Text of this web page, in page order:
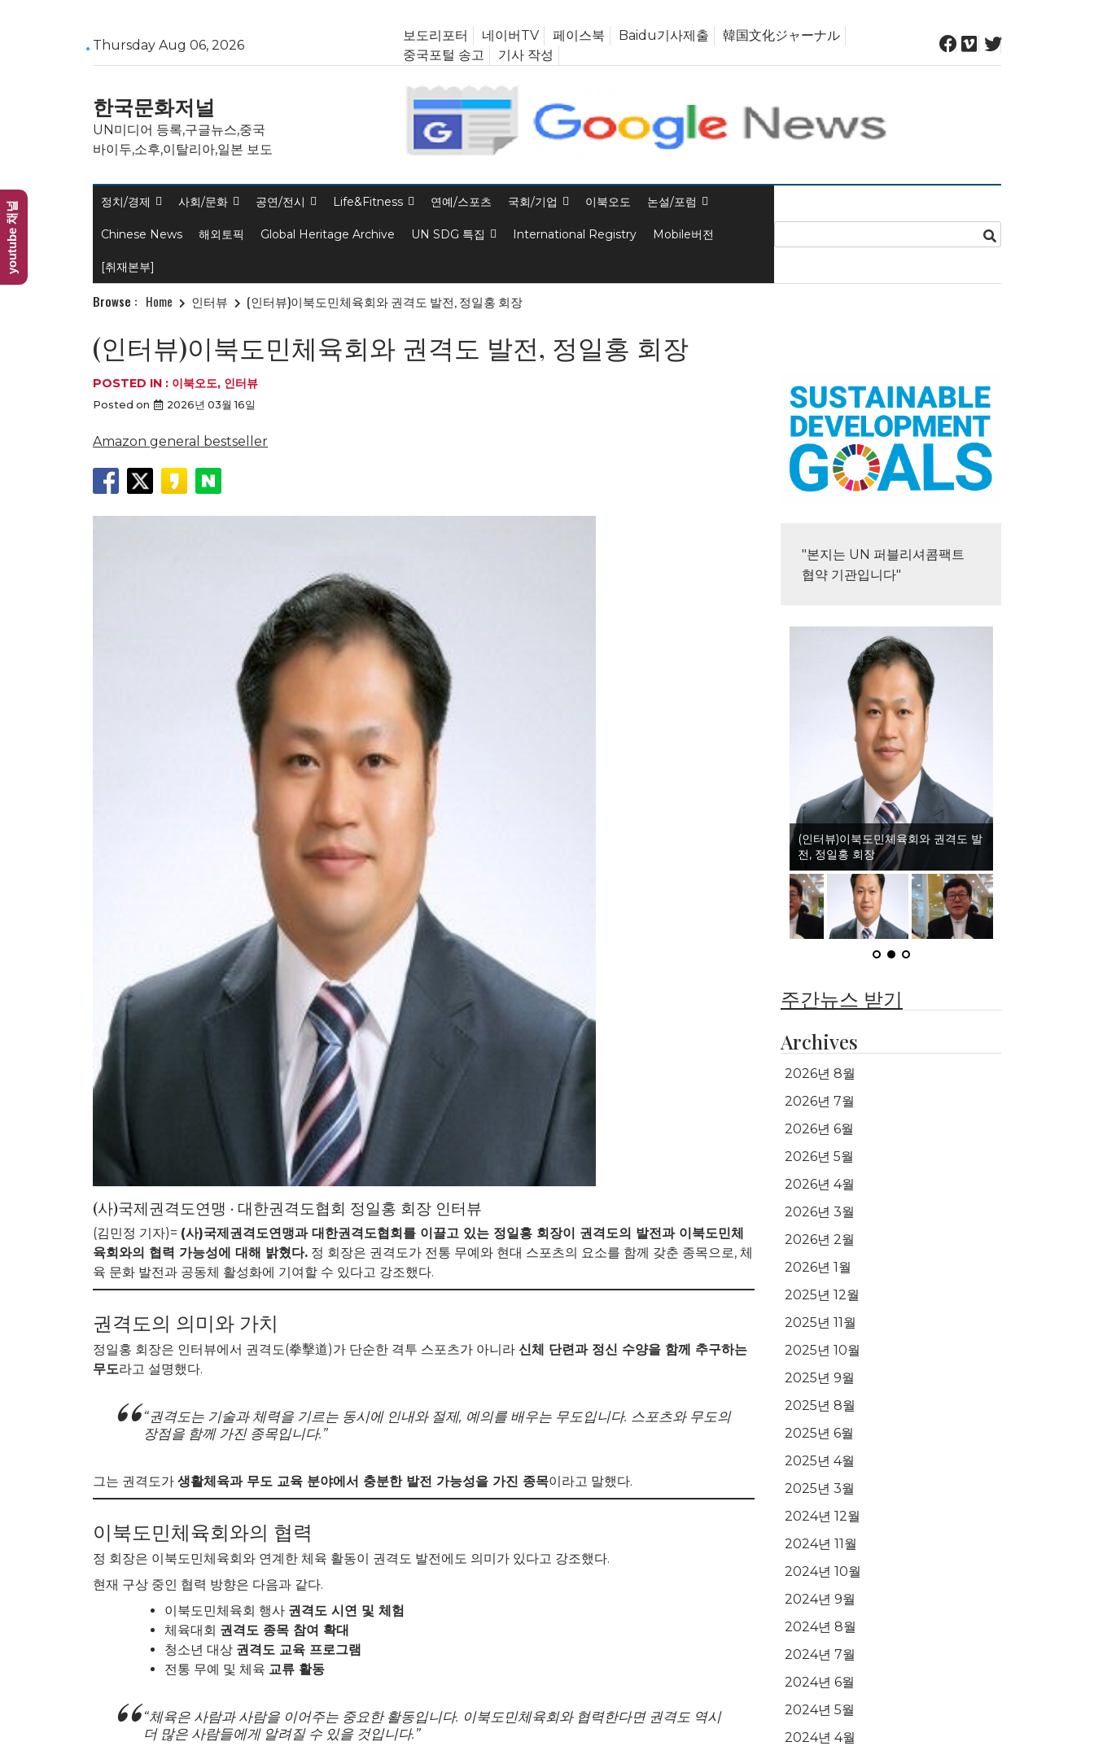
Thursday Aug 06, 2026
보도리포터 네이버TV 페이스북 Baidu기사제출
韓国文化ジャーナル
중국포털 송고
기사 작성
한국문화저널
UN미디어 등록,구글뉴스,중국
바이두,소후,이탈리아,일본 보도
정치/경제 사회/문화 공연/전시 Life&Fitness 연예/스포츠 국회/기업 이북오도 논설/포럼
Chinese News 해외토픽 Global Heritage Archive UN SDG 특집 International Registry Mobile버전
[취재본부]
Browse : Home 인터뷰 (인터뷰)이북도민체육회와 권격도 발전, 정일홍 회장
(인터뷰)이북도민체육회와 권격도 발전, 정일홍 회장
POSTED IN : 이북오도, 인터뷰
Posted on 2026년 03월 16일
Amazon general bestseller
(사)국제권격도연맹 · 대한권격도협회 정일홍 회장 인터뷰
(김민정 기자)= (사)국제권격도연맹과 대한권격도협회를 이끌고 있는 정일홍 회장이 권격도의 발전과 이북도민체
육회와의 협력 가능성에 대해 밝혔다. 정 회장은 권격도가 전통 무예와 현대 스포츠의 요소를 함께 갖춘 종목으로, 체
육 문화 발전과 공동체 활성화에 기여할 수 있다고 강조했다.
권격도의 의미와 가치
정일홍 회장은 인터뷰에서 권격도(拳擊道)가 단순한 격투 스포츠가 아니라 신체 단련과 정신 수양을 함께 추구하는
무도라고 설명했다.
“권격도는 기술과 체력을 기르는 동시에 인내와 절제, 예의를 배우는 무도입니다. 스포츠와 무도의
장점을 함께 가진 종목입니다.”
그는 권격도가 생활체육과 무도 교육 분야에서 충분한 발전 가능성을 가진 종목이라고 말했다.
이북도민체육회와의 협력
정 회장은 이북도민체육회와 연계한 체육 활동이 권격도 발전에도 의미가 있다고 강조했다.
현재 구상 중인 협력 방향은 다음과 같다.
이북도민체육회 행사 권격도 시연 및 체험
체육대회 권격도 종목 참여 확대
청소년 대상 권격도 교육 프로그램
전통 무예 및 체육 교류 활동
“체육은 사람과 사람을 이어주는 중요한 활동입니다. 이북도민체육회와 협력한다면 권격도 역시
더 많은 사람들에게 알려질 수 있을 것입니다.”
"본지는 UN 퍼블리셔콤팩트
협약 기관입니다"
(인터뷰)이북도민체육회와 권격도 발
전, 정일홍 회장
주간뉴스 받기
Archives
2026년 8월
2026년 7월
2026년 6월
2026년 5월
2026년 4월
2026년 3월
2026년 2월
2026년 1월
2025년 12월
2025년 11월
2025년 10월
2025년 9월
2025년 8월
2025년 6월
2025년 4월
2025년 3월
2024년 12월
2024년 11월
2024년 10월
2024년 9월
2024년 8월
2024년 7월
2024년 6월
2024년 5월
2024년 4월
youtube 채널